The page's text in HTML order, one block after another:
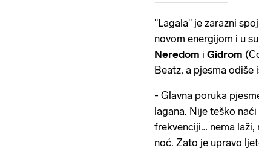
"Lagala" je zarazni
novom energijom i u
Neredom i Gidrom
Beatz, a pjesma odiše
- Glavna poruka
lagana. Nije teško
frekvenciji… nema laži,
noć. Zato je upravo